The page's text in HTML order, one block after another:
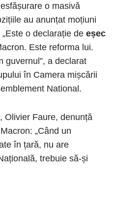
o masivă
au anunțat moțiuni
o declarație de eșec
Este reforma lui.
guvernul”, a declarat
în Camera mișcării
National.
Olivier Faure, denunță
„Când un
în țară, nu are
trebuie să-și